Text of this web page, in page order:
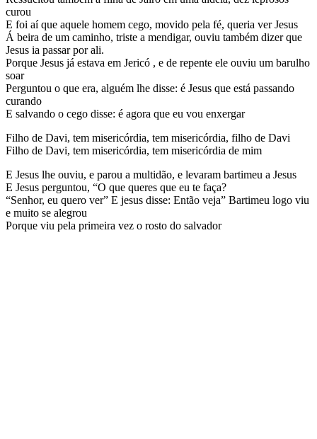
curou
E foi aí que aquele homem cego, movido pela fé, queria ver Jesus
Á beira de um caminho, triste a mendigar, ouviu também dizer que
Jesus ia passar por ali.
Porque Jesus já estava em Jericó , e de repente ele ouviu um barulho
soar
Perguntou o que era, alguém lhe disse: é Jesus que está passando
curando
E salvando o cego disse: é agora que eu vou enxergar
Filho de Davi, tem misericórdia, tem misericórdia, filho de Davi
Filho de Davi, tem misericórdia, tem misericórdia de mim
E Jesus lhe ouviu, e parou a multidão, e levaram bartimeu a Jesus
E Jesus perguntou, “O que queres que eu te faça?
“Senhor, eu quero ver” E jesus disse: Então veja” Bartimeu logo viu
e muito se alegrou
Porque viu pela primeira vez o rosto do salvador